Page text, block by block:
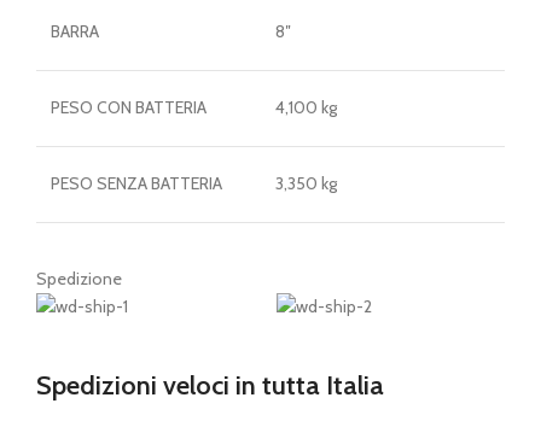
BARRA 8″
PESO CON BATTERIA 4,100 kg
PESO SENZA BATTERIA 3,350 kg
Spedizione
Spedizioni veloci in tutta Italia